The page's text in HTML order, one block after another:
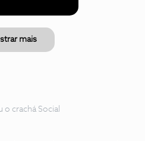
mais
o crachá Social